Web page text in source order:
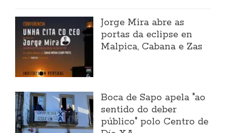
Jorge Mira abre as
portas da eclipse en
Malpica, Cabana e Zas
Boca de Sapo apela "ao
sentido do deber
público" polo Centro de